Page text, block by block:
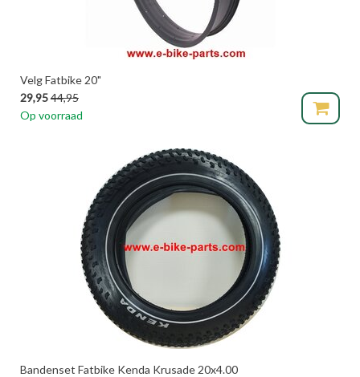
Velg Fatbike 20"
29,9544,95
Op voorraad
Bandenset Fatbike Kenda Krusade 20x4.00